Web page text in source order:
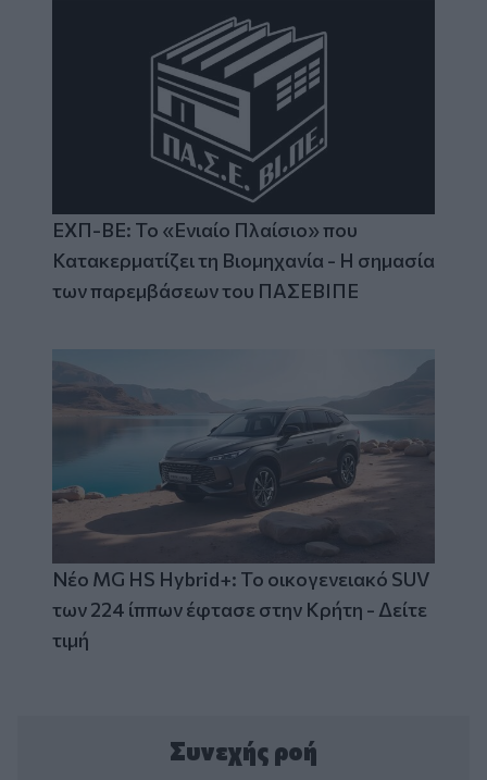
ΕΧΠ-ΒΕ: Το «Ενιαίο Πλαίσιο» που
Κατακερματίζει τη Βιομηχανία - Η σημασία
των παρεμβάσεων του ΠΑΣΕΒΙΠΕ
Νέο MG HS Hybrid+: Το οικογενειακό SUV
των 224 ίππων έφτασε στην Κρήτη - Δείτε
τιμή
Συνεχής ροή